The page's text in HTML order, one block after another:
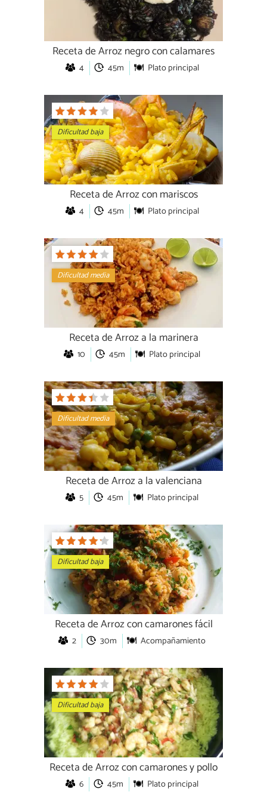
Receta de Arroz negro con calamares
4 45m Plato principal
Dificultad baja
Receta de Arroz con mariscos
4 45m Plato principal
Dificultad media
Receta de Arroz a la marinera
10 45m Plato principal
Dificultad media
Receta de Arroz a la valenciana
5 45m Plato principal
Dificultad baja
Receta de Arroz con camarones fácil
2 30m Acompañamiento
Dificultad baja
Receta de Arroz con camarones y pollo
6 45m Plato principal